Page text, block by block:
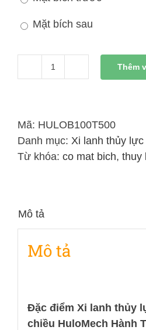
Mặt bích sau
Xi
Lực
100
Tấn
500mm
số
Thêm
Mã: HULOB100T500
Danh mục: Xi lanh thủy lực
Từ khóa: co mat bich, thuy
Mô tả
Mô tả
Đặc điểm Xi lanh thủy
chiều HuloMech Hành